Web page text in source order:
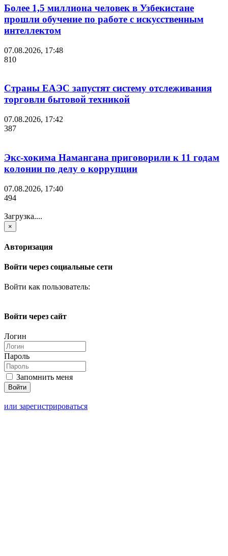
Более 1,5 миллиона человек в Узбекистане
прошли обучение по работе с искусственным
интеллектом
07.08.2026, 17:48
810
Страны ЕАЭС запустят систему отслеживания
торговли бытовой техникой
07.08.2026, 17:42
387
Экс-хокима Намангана приговорили к 11 годам
колонии по делу о коррупции
07.08.2026, 17:40
494
Загрузка....
×
Авторизация
Войти через социальные сети
Войти как пользователь:
Войти через сайт
Логин
Пароль
Запомнить меня
или зарегистрироваться